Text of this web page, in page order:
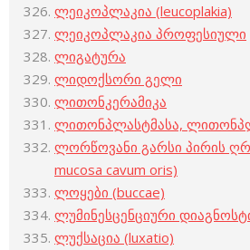
ლეიკოპლაკია (leucoplakia)
ლეიკოპლაკია პროფესიული
ლიგატურა
ლიდოქსორი გელი
ლითონკერამიკა
ლითონპლასტმასა,
ლორწოვანი გარსი პირის
mucosa cavum oris)
ლოყები (buccae)
ლუმინესცენციური
ლუქსაცია (luxatio)